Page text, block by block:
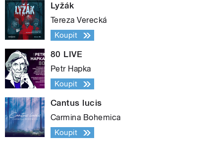
Lyžák
Tereza Verecká
Koupit
80 LIVE
Petr Hapka
Koupit
Cantus lucis
Carmina Bohemica
Koupit